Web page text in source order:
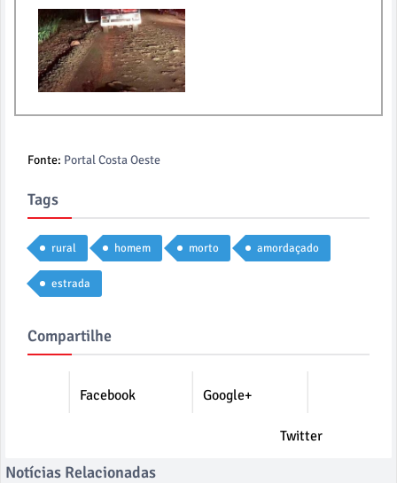
Fonte: Portal Costa Oeste
Tags
rural homem morto amordaçado
estrada
Compartilhe
Facebook Google+
Twitter
Notícias Relacionadas